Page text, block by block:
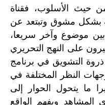
حيث الأسلوب، فقناة
بشكل مشوق وتبتعد عن
بين موضوع وآخر سريعا،
على النهج التحريري
ذروة التشويق في برنامج
النظر المختلفة في
ما يتحول الحوار إلى
ويفهم الواقع